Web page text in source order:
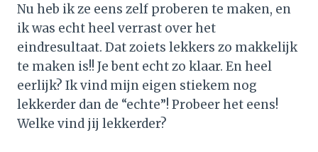
Nu heb ik ze eens zelf proberen te maken, en
ik was echt heel verrast over het
eindresultaat. Dat zoiets lekkers zo makkelijk
te maken is!! Je bent echt zo klaar. En heel
eerlijk? Ik vind mijn eigen stiekem nog
lekkerder dan de “echte”! Probeer het eens!
Welke vind jij lekkerder?